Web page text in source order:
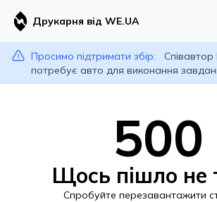
Друкарня від WE.UA
Просимо підтримати збір:
потребує авто для виконання
500
Щось пішло не
Спробуйте перезавантажити